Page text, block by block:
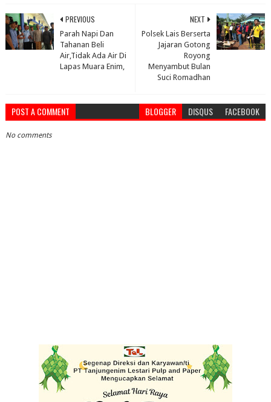
NEXT
Polsek Lais Berserta
Jajaran Gotong
Royong
Menyambut Bulan
Suci Romadhan
PREVIOUS
Parah Napi Dan
Tahanan Beli
Air,Tidak Ada Air Di
Lapas Muara Enim,
POST A COMMENT BLOGGER DISQUS FACEBOOK
No comments